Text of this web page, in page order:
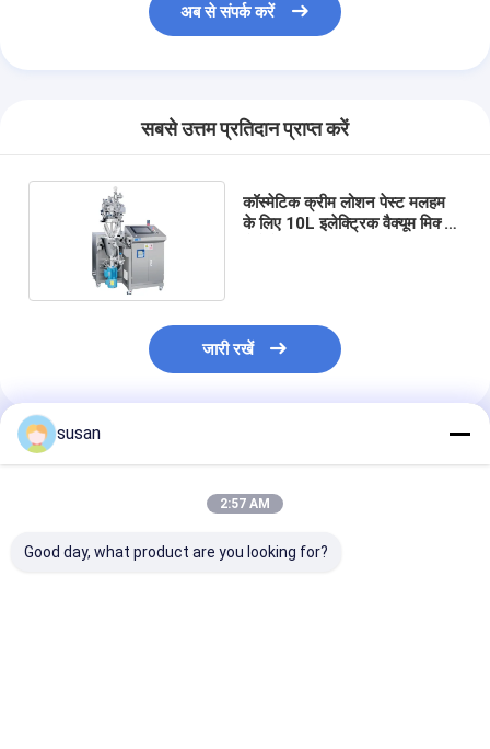
अब से संपर्क करें
सबसे उत्तम प्रतिदान प्राप्त करें
कॉस्मेटिक क्रीम लोशन पेस्ट मलहम
के लिए 10L इलेक्ट्रिक वैक्यूम मिक्सर
जारी रखें
अनुशंसित उत्पाद
susan
2:57 AM
Good day, what product are you looking for?